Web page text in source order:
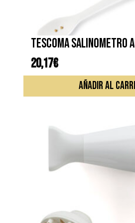
TESCOMA SALINOMETRO
20,17€
AÑADIR AL